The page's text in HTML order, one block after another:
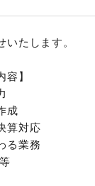
いたします。
容】
成
算対応
る業務